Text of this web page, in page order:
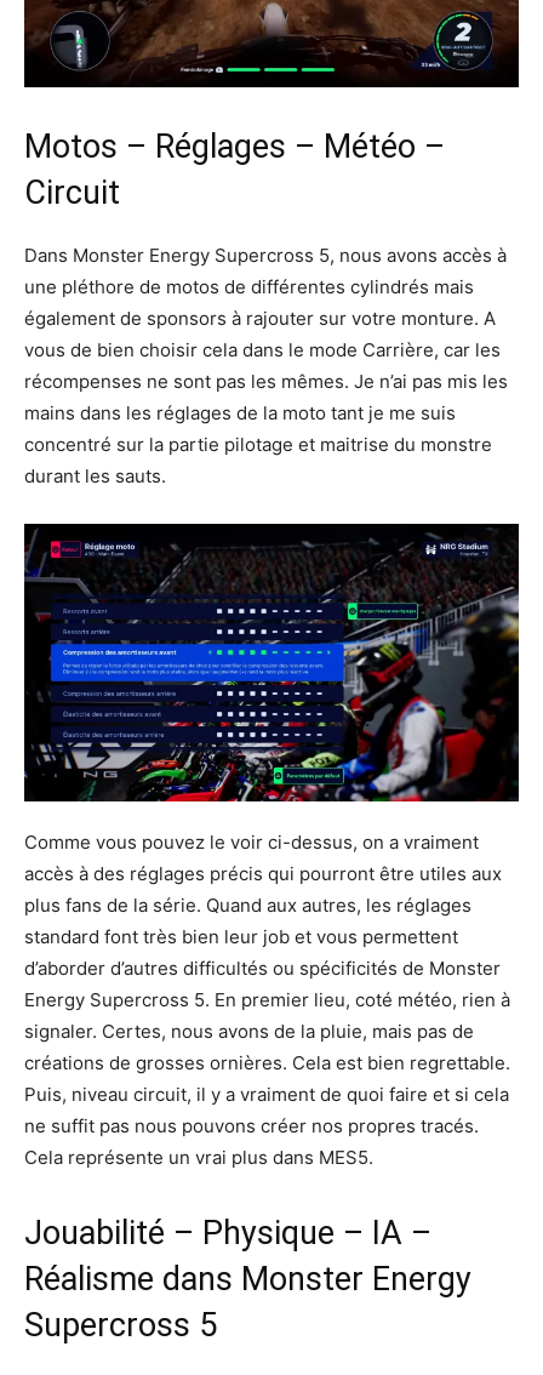
Motos – Réglages – Météo –
Circuit
Dans Monster Energy Supercross 5, nous avons accès à
une pléthore de motos de différentes cylindrés mais
également de sponsors à rajouter sur votre monture. A
vous de bien choisir cela dans le mode Carrière, car les
récompenses ne sont pas les mêmes. Je n’ai pas mis les
mains dans les réglages de la moto tant je me suis
concentré sur la partie pilotage et maitrise du monstre
durant les sauts.
Comme vous pouvez le voir ci-dessus, on a vraiment
accès à des réglages précis qui pourront être utiles aux
plus fans de la série. Quand aux autres, les réglages
standard font très bien leur job et vous permettent
d’aborder d’autres difficultés ou spécificités de Monster
Energy Supercross 5. En premier lieu, coté météo, rien à
signaler. Certes, nous avons de la pluie, mais pas de
créations de grosses ornières. Cela est bien regrettable.
Puis, niveau circuit, il y a vraiment de quoi faire et si cela
ne suffit pas nous pouvons créer nos propres tracés.
Cela représente un vrai plus dans MES5.
Jouabilité – Physique – IA –
Réalisme dans Monster Energy
Supercross 5